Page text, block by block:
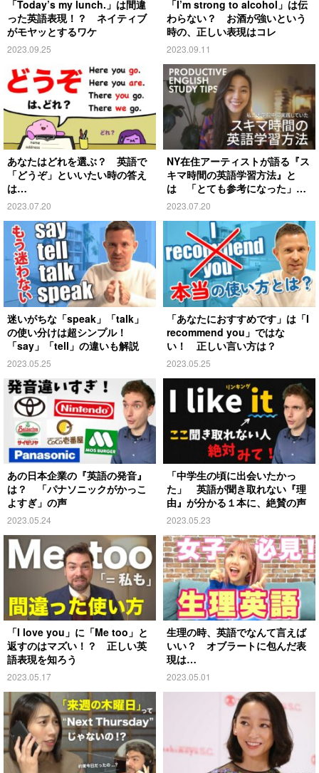
「Today’s my lunch.」は間違
った英語表現！？ ネイティブ
がモヤッとするワケ
2023.09.25
「I’m strong to alcohol」は伝
わらない？ お酒が強いという
時の、正しい表現はコレ
2023.09.11
あなたはどれを選ぶ？ 英語で
「どうぞ」といいたい時の答え
は…
2023.07.20
NY在住アーティストが語る『ス
キマ時間の英語学習方法』と
は 「とても参考になった」の
声
2023.07.20
迷いがちな「speak」「talk」
の使い分けは超シンプル！
「say」「tell」の違いも解説
2023.05.25
「あなたにおすすめです」は「I
recommend you」ではな
い！ 正しい言い方は？
2023.05.25
あの日本企業の『英語の発音』
は？ 「パナソニックがかっこ
よすぎ」の声
2023.05.24
「中学生の頃に出会いたかっ
た」 英語が聞き取れない『理
由』が分かる１本に、絶賛の声
2023.05.23
「I love you」に「Me too」と
返すのはマズい！？ 正しい英
語表現を知ろう
2023.05.17
生理の時、英語でなんて言えば
いい？ オブラートに包んだ表
現は…
2023.05.01